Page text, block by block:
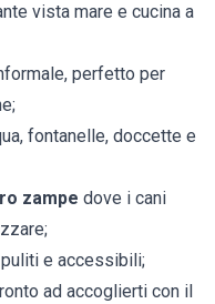
vista mare e cucina a
perfetto per
fontanelle, doccette e
zampe dove i cani
e accessibili;
ad accoglierti con il